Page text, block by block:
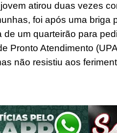
atirou duas vezes
foi após uma briga
um quarteirão para
Pronto Atendimento
não resistiu aos